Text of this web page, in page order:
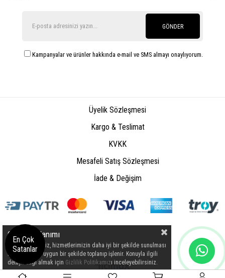
GÖNDER
Kampanyalar ve ürünler hakkında e-mail ve SMS almayı onaylıyorum.
Üyelik Sözleşmesi
Kargo & Teslimat
KVKK
Mesafeli Satış Sözleşmesi
İade & Değişim
En Çok
Satanlar
Çerez Kullanımı
Kişisel verileriniz, hizmetlerimizin daha iyi bir şekilde sunulması
için mevzuata uygun bir şekilde toplanıp işlenir. Konuyla ilgili
detaylı bilgi almak için Gizlilik Politikamızı inceleyebilirsiniz.